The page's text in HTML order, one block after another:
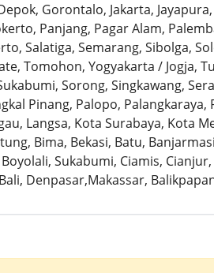
Gorontalo, Jakarta,
Panjang, Pagar Alam,
Salatiga, Semarang, Sibolga,
Tomohon, Yogyakarta / Jogja,
Sorong, Singkawang,
Pinang, Palopo,
Langsa, Kota Surabaya, Kota
Bima, Bekasi, Batu,
Sukabumi, Ciamis,
Denpasar,Makassar,